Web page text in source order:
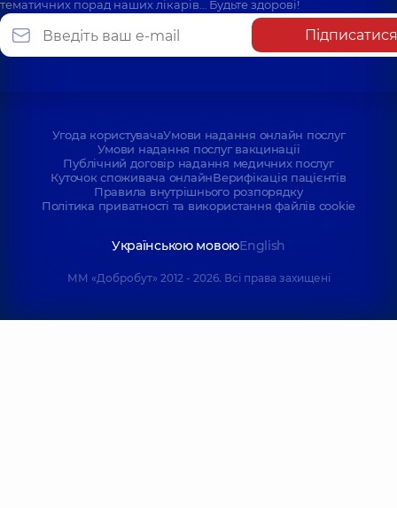
тематичних порад наших лікарів… Будьте здорові!
Підписатися
Угода користувачаУмови надання онлайн послуг
Умови надання послуг вакцинації
Публічний договір надання медичних послуг
Куточок споживача онлайнВерифікація пацієнтів
Правила внутрішнього розпорядку
Політика приватності та використання файлів cookie
Українською мовоюEnglish
ММ «Добробут» 2012 - 2026. Всі права захищені